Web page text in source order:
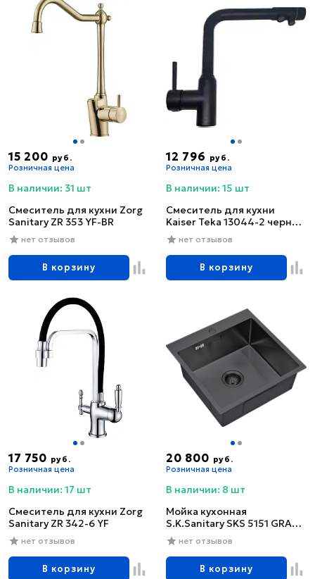
15 200 руб.
Розничная цена
В наличии: 31 шт
Смеситель для кухни Zorg
Sanitary ZR 353 YF-BR
нет отзывов
В корзину
12 796 руб.
Розничная цена
В наличии: 15 шт
Смеситель для кухни
Kaiser Teka 13044-2 черный
глянцевый
нет отзывов
В корзину
17 750 руб.
Розничная цена
В наличии: 17 шт
Смеситель для кухни Zorg
Sanitary ZR 342-6 YF
нет отзывов
В корзину
20 800 руб.
Розничная цена
В наличии: 8 шт
Мойка кухонная
S.K.Sanitary SKS 5151 GRAFIT
с сифоном
нет отзывов
В корзину